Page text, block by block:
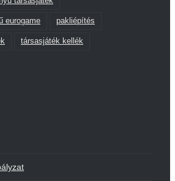
eurogame pakliépítés
társasjáték kellék